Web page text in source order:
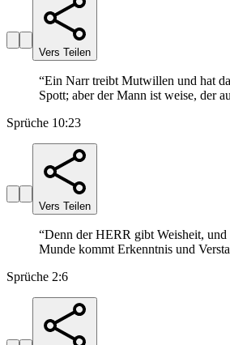
Vers Teilen
“Ein Narr treibt Mutwillen und hat
Spott; aber der Mann ist weise, der
Sprüche 10:23
Vers Teilen
“Denn der HERR gibt Weisheit, und
Munde kommt Erkenntnis und
Sprüche 2:6